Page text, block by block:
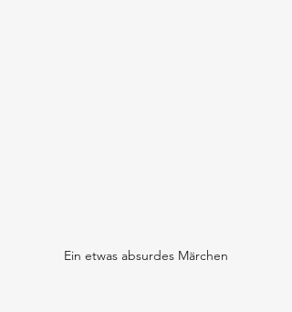
Ein etwas absurdes Märchen